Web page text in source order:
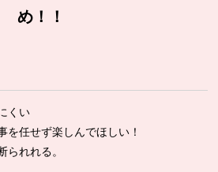
め！！
くい
を任せず楽しんでほしい！
られれる。